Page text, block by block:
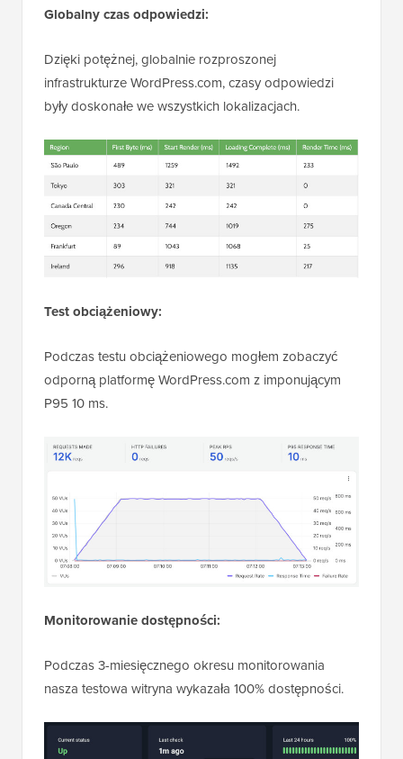
Globalny czas odpowiedzi:
Dzięki potężnej, globalnie rozproszonej
infrastrukturze WordPress.com, czasy odpowiedzi
były doskonałe we wszystkich lokalizacjach.
Test obciążeniowy:
Podczas testu obciążeniowego mogłem zobaczyć
odporną platformę WordPress.com z imponującym
P95 10 ms.
Monitorowanie dostępności:
Podczas 3-miesięcznego okresu monitorowania
nasza testowa witryna wykazała 100% dostępności.